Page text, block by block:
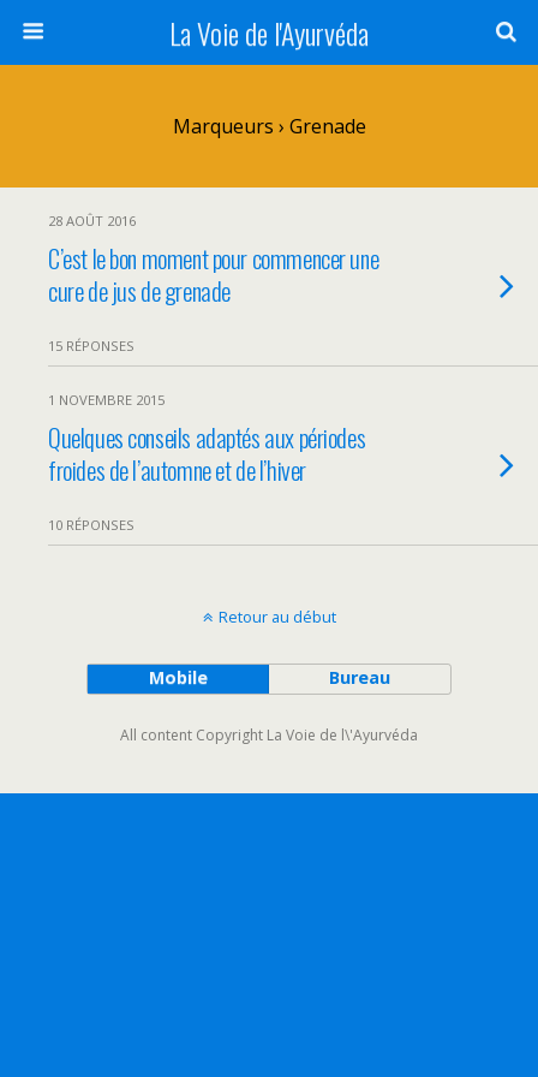
La Voie de l'Ayurvéda
Marqueurs › Grenade
28 AOÛT 2016
C’est le bon moment pour commencer une
cure de jus de grenade
15 RÉPONSES
1 NOVEMBRE 2015
Quelques conseils adaptés aux périodes
froides de l’automne et de l’hiver
10 RÉPONSES
Retour au début
Mobile Bureau
All content Copyright La Voie de l\'Ayurvéda